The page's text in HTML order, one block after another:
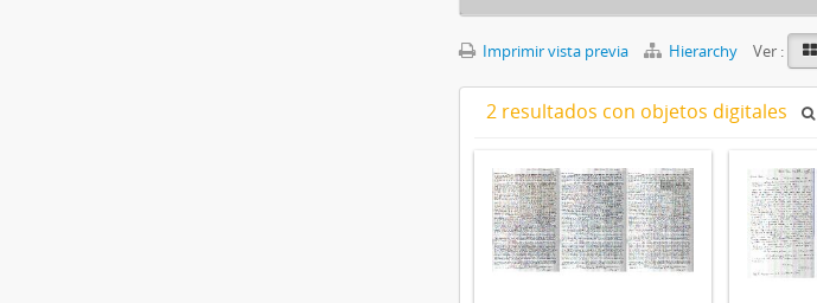
Imprimir vista previa Hierarchy Ver :
2 resultados con objetos digitales